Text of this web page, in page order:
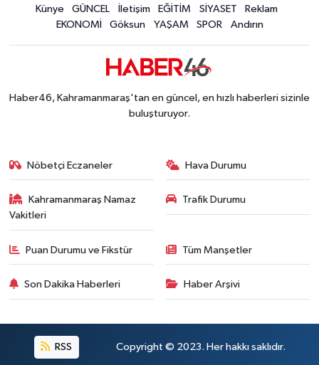
Künye GÜNCEL İletişim EĞİTİM SİYASET
Reklam
EKONOMİ
Göksun YAŞAM SPOR Andırın
Haber46, Kahramanmaraş'tan en güncel, en hızlı haberleri sizinle
buluşturuyor.
Nöbetçi Eczaneler Hava Durumu
Kahramanmaraş Namaz
Vakitleri
Trafik Durumu
Puan Durumu ve Fikstür Tüm Manşetler
Son Dakika Haberleri Haber Arşivi
RSS Copyright © 2023. Her hakkı saklıdır.